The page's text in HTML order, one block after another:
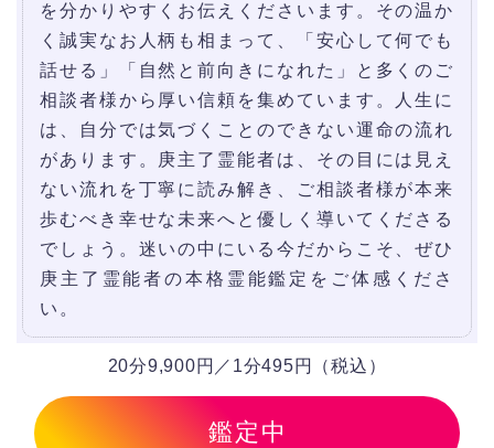
を分かりやすくお伝えくださいます。その温か
く誠実なお人柄も相まって、「安心して何でも
話せる」「自然と前向きになれた」と多くのご
相談者様から厚い信頼を集めています。人生に
は、自分では気づくことのできない運命の流れ
があります。庚主了霊能者は、その目には見え
ない流れを丁寧に読み解き、ご相談者様が本来
歩むべき幸せな未来へと優しく導いてくださる
でしょう。迷いの中にいる今だからこそ、ぜひ
庚主了霊能者の本格霊能鑑定をご体感くださ
い。
20分9,900円／1分495円（税込）
鑑定中